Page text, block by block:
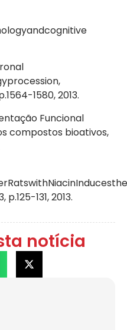
1580, 2013.
Funcional
compostos bioativos,
131, 2013.
notícia